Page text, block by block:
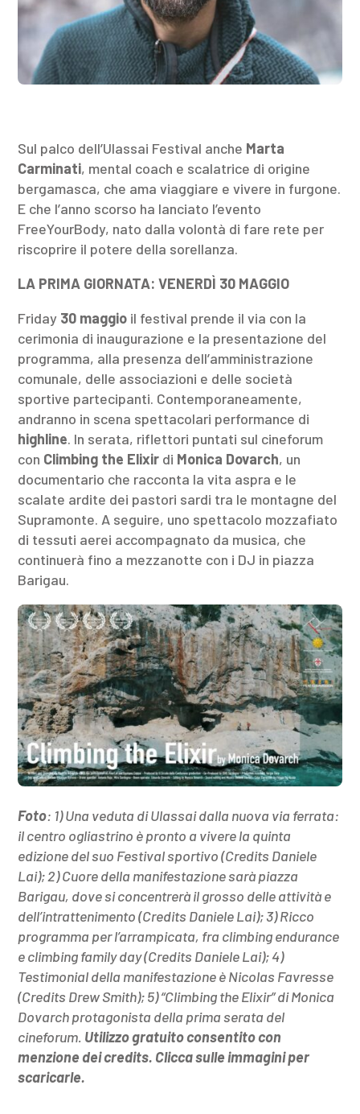
Sul palco dell’Ulassai Festival anche Marta
Carminati, mental coach e scalatrice di origine
bergamasca, che ama viaggiare e vivere in furgone.
E che l’anno scorso ha lanciato l’evento
FreeYourBody, nato dalla volontà di fare rete per
riscoprire il potere della sorellanza.
LA PRIMA GIORNATA: VENERDÌ 30 MAGGIO
Friday 30 maggio il festival prende il via con la
cerimonia di inaugurazione e la presentazione del
programma, alla presenza dell’amministrazione
comunale, delle associazioni e delle società
sportive partecipanti. Contemporaneamente,
andranno in scena spettacolari performance di
highline. In serata, riflettori puntati sul cineforum
con Climbing the Elixir di Monica Dovarch, un
documentario che racconta la vita aspra e le
scalate ardite dei pastori sardi tra le montagne del
Supramonte. A seguire, uno spettacolo mozzafiato
di tessuti aerei accompagnato da musica, che
continuerà fino a mezzanotte con i DJ in piazza
Barigau.
Foto: 1) Una veduta di Ulassai dalla nuova via ferrata:
il centro ogliastrino è pronto a vivere la quinta
edizione del suo Festival sportivo (Credits Daniele
Lai); 2) Cuore della manifestazione sarà piazza
Barigau, dove si concentrerà il grosso delle attività e
dell’intrattenimento (Credits Daniele Lai); 3) Ricco
programma per l’arrampicata, fra climbing endurance
e climbing family day (Credits Daniele Lai); 4)
Testimonial della manifestazione è Nicolas Favresse
(Credits Drew Smith); 5) “Climbing the Elixir” di Monica
Dovarch protagonista della prima serata del
cineforum. Utilizzo gratuito consentito con
menzione dei credits. Clicca sulle immagini per
scaricarle.